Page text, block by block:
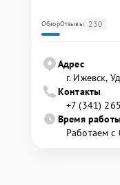
ОбзорОтзывы 230
Адрес
г. Ижевск,
Контакты
+7 (341)
Время работы
Работаем